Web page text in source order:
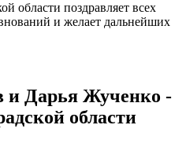
области поздравляет всех
и желает дальнейших
и Дарья Жученко -
области